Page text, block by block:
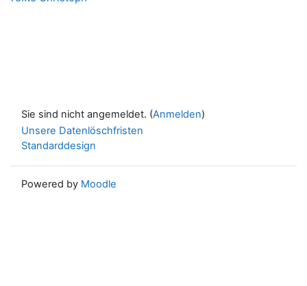
Sie sind nicht angemeldet. (Anmelden)
Unsere Datenlöschfristen
Standarddesign
Powered by Moodle